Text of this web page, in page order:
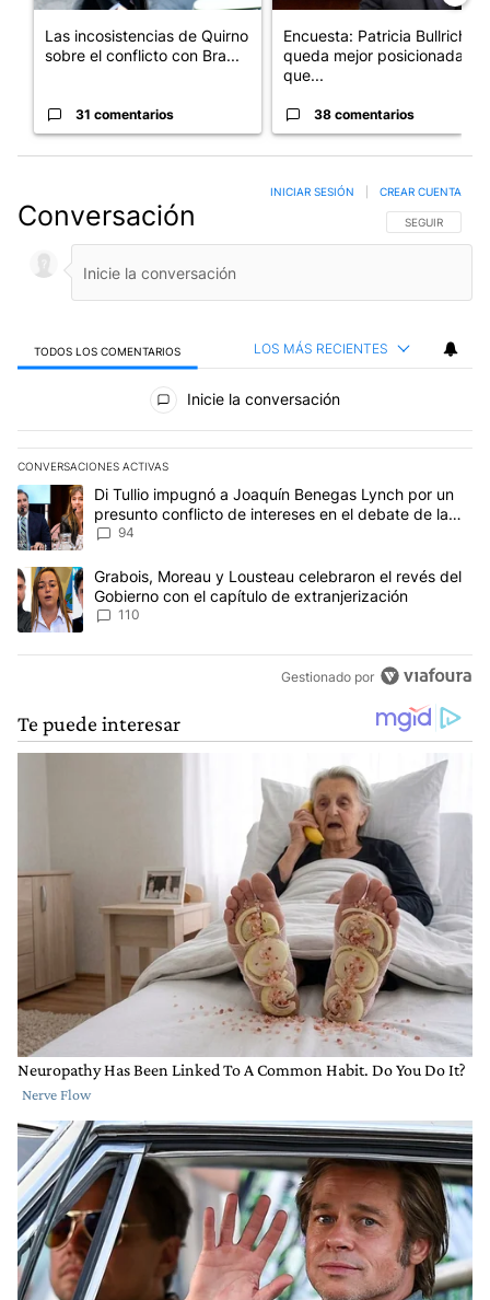
Las incosistencias de Quirno
sobre el conflicto con Bra...
31 comentarios
Encuesta: Patricia Bullrich
queda mejor posicionada
que...
38 comentarios
Conversación SIGA ESTA
SEGUIR
INICIAR SESIÓN CREAR CUENTA
TODOS LOS COMENTARIOS LOS MÁS RECIENTES
Todos los comentarios
Inicie la conversación
CONVERSACIONES ACTIVAS
Este listado muestra los artículos con más comentarios en los
Un artículo de tendencia con el título "Di Tullio impugnó a
Di Tullio impugnó a Joaquín Benegas Lynch por un
presunto conflicto de intereses en el debate de la
Ley de Tierras
94
Un artículo de tendencia con el título "Grabois, Moreau y
Grabois, Moreau y Lousteau celebraron el revés del
Gobierno con el capítulo de extranjerización
110
Gestionado por